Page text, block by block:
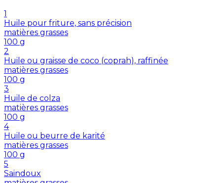
1
Huile pour friture, sans précision
matières grasses
100 g
2
Huile ou graisse de coco (coprah), raffinée
matières grasses
100 g
3
Huile de colza
matières grasses
100 g
4
Huile ou beurre de karité
matières grasses
100 g
5
Saindoux